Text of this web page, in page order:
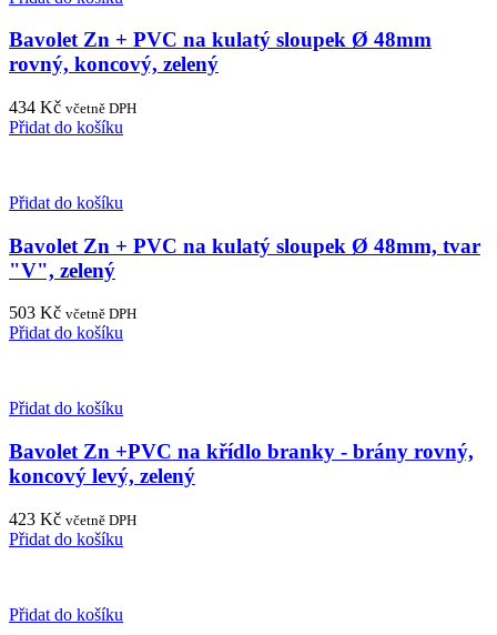
Bavolet Zn + PVC na kulatý sloupek Ø 48mm
rovný, koncový, zelený
434 Kč včetně DPH
Přidat do košíku
Přidat do košíku
Bavolet Zn + PVC na kulatý sloupek Ø 48mm, tvar
"V", zelený
503 Kč včetně DPH
Přidat do košíku
Přidat do košíku
Bavolet Zn +PVC na křídlo branky - brány rovný,
koncový levý, zelený
423 Kč včetně DPH
Přidat do košíku
Přidat do košíku